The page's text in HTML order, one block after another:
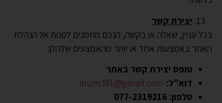
יצירת קשר
בכל עניין, שאלה או בקשה, הנכם מוזמנים לפנות אל הנהלת
האתר באמצעות אחד או יותר מהאמצעים שלהלן:
טופס יצירת קשר באתר
דוא”ל: alum391@gmail.com
טלפון: 077-2319216